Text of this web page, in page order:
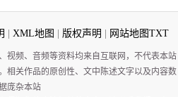
XML地图 版权声明 网站地图TXT
视频、音频等资料均来自互联网，不代表本站
相关作品的原创性、文中陈述文字以及内容数
庞杂本站